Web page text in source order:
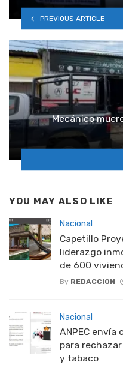
PREVIOUS ARTICLE
Mecánico
YOU MAY ALSO LIKE
Nacional
Capetillo
liderazgo
de 600
By REDACCION
Nacional
ANPEC envía
para
y tabaco